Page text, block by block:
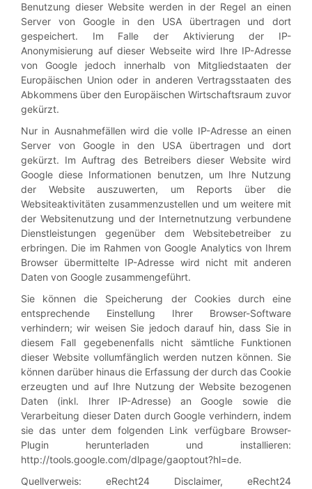
Benutzung dieser Website werden in der Regel an einen
Server von Google in den USA übertragen und dort
gespeichert. Im Falle der Aktivierung der IP-
Anonymisierung auf dieser Webseite wird Ihre IP-Adresse
von Google jedoch innerhalb von Mitgliedstaaten der
Europäischen Union oder in anderen Vertragsstaaten des
Abkommens über den Europäischen Wirtschaftsraum zuvor
gekürzt.
Nur in Ausnahmefällen wird die volle IP-Adresse an einen
Server von Google in den USA übertragen und dort
gekürzt. Im Auftrag des Betreibers dieser Website wird
Google diese Informationen benutzen, um Ihre Nutzung
der Website auszuwerten, um Reports über die
Websiteaktivitäten zusammenzustellen und um weitere mit
der Websitenutzung und der Internetnutzung verbundene
Dienstleistungen gegenüber dem Websitebetreiber zu
erbringen. Die im Rahmen von Google Analytics von Ihrem
Browser übermittelte IP-Adresse wird nicht mit anderen
Daten von Google zusammengeführt.
Sie können die Speicherung der Cookies durch eine
entsprechende Einstellung Ihrer Browser-Software
verhindern; wir weisen Sie jedoch darauf hin, dass Sie in
diesem Fall gegebenenfalls nicht sämtliche Funktionen
dieser Website vollumfänglich werden nutzen können. Sie
können darüber hinaus die Erfassung der durch das Cookie
erzeugten und auf Ihre Nutzung der Website bezogenen
Daten (inkl. Ihrer IP-Adresse) an Google sowie die
Verarbeitung dieser Daten durch Google verhindern, indem
sie das unter dem folgenden Link verfügbare Browser-
Plugin herunterladen und installieren:
http://tools.google.com/dlpage/gaoptout?hl=de.
Quellverweis: eRecht24 Disclaimer, eRecht24